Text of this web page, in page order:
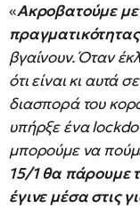
«Ακροβατούμε
πραγματικότητας
βγαίνουν. Όταν
ότι είναι κι αυτά
διασπορά του
υπήρξε ένα
μπορούμε να
15/1 θα πάρουμε
έγινε μέσα στις